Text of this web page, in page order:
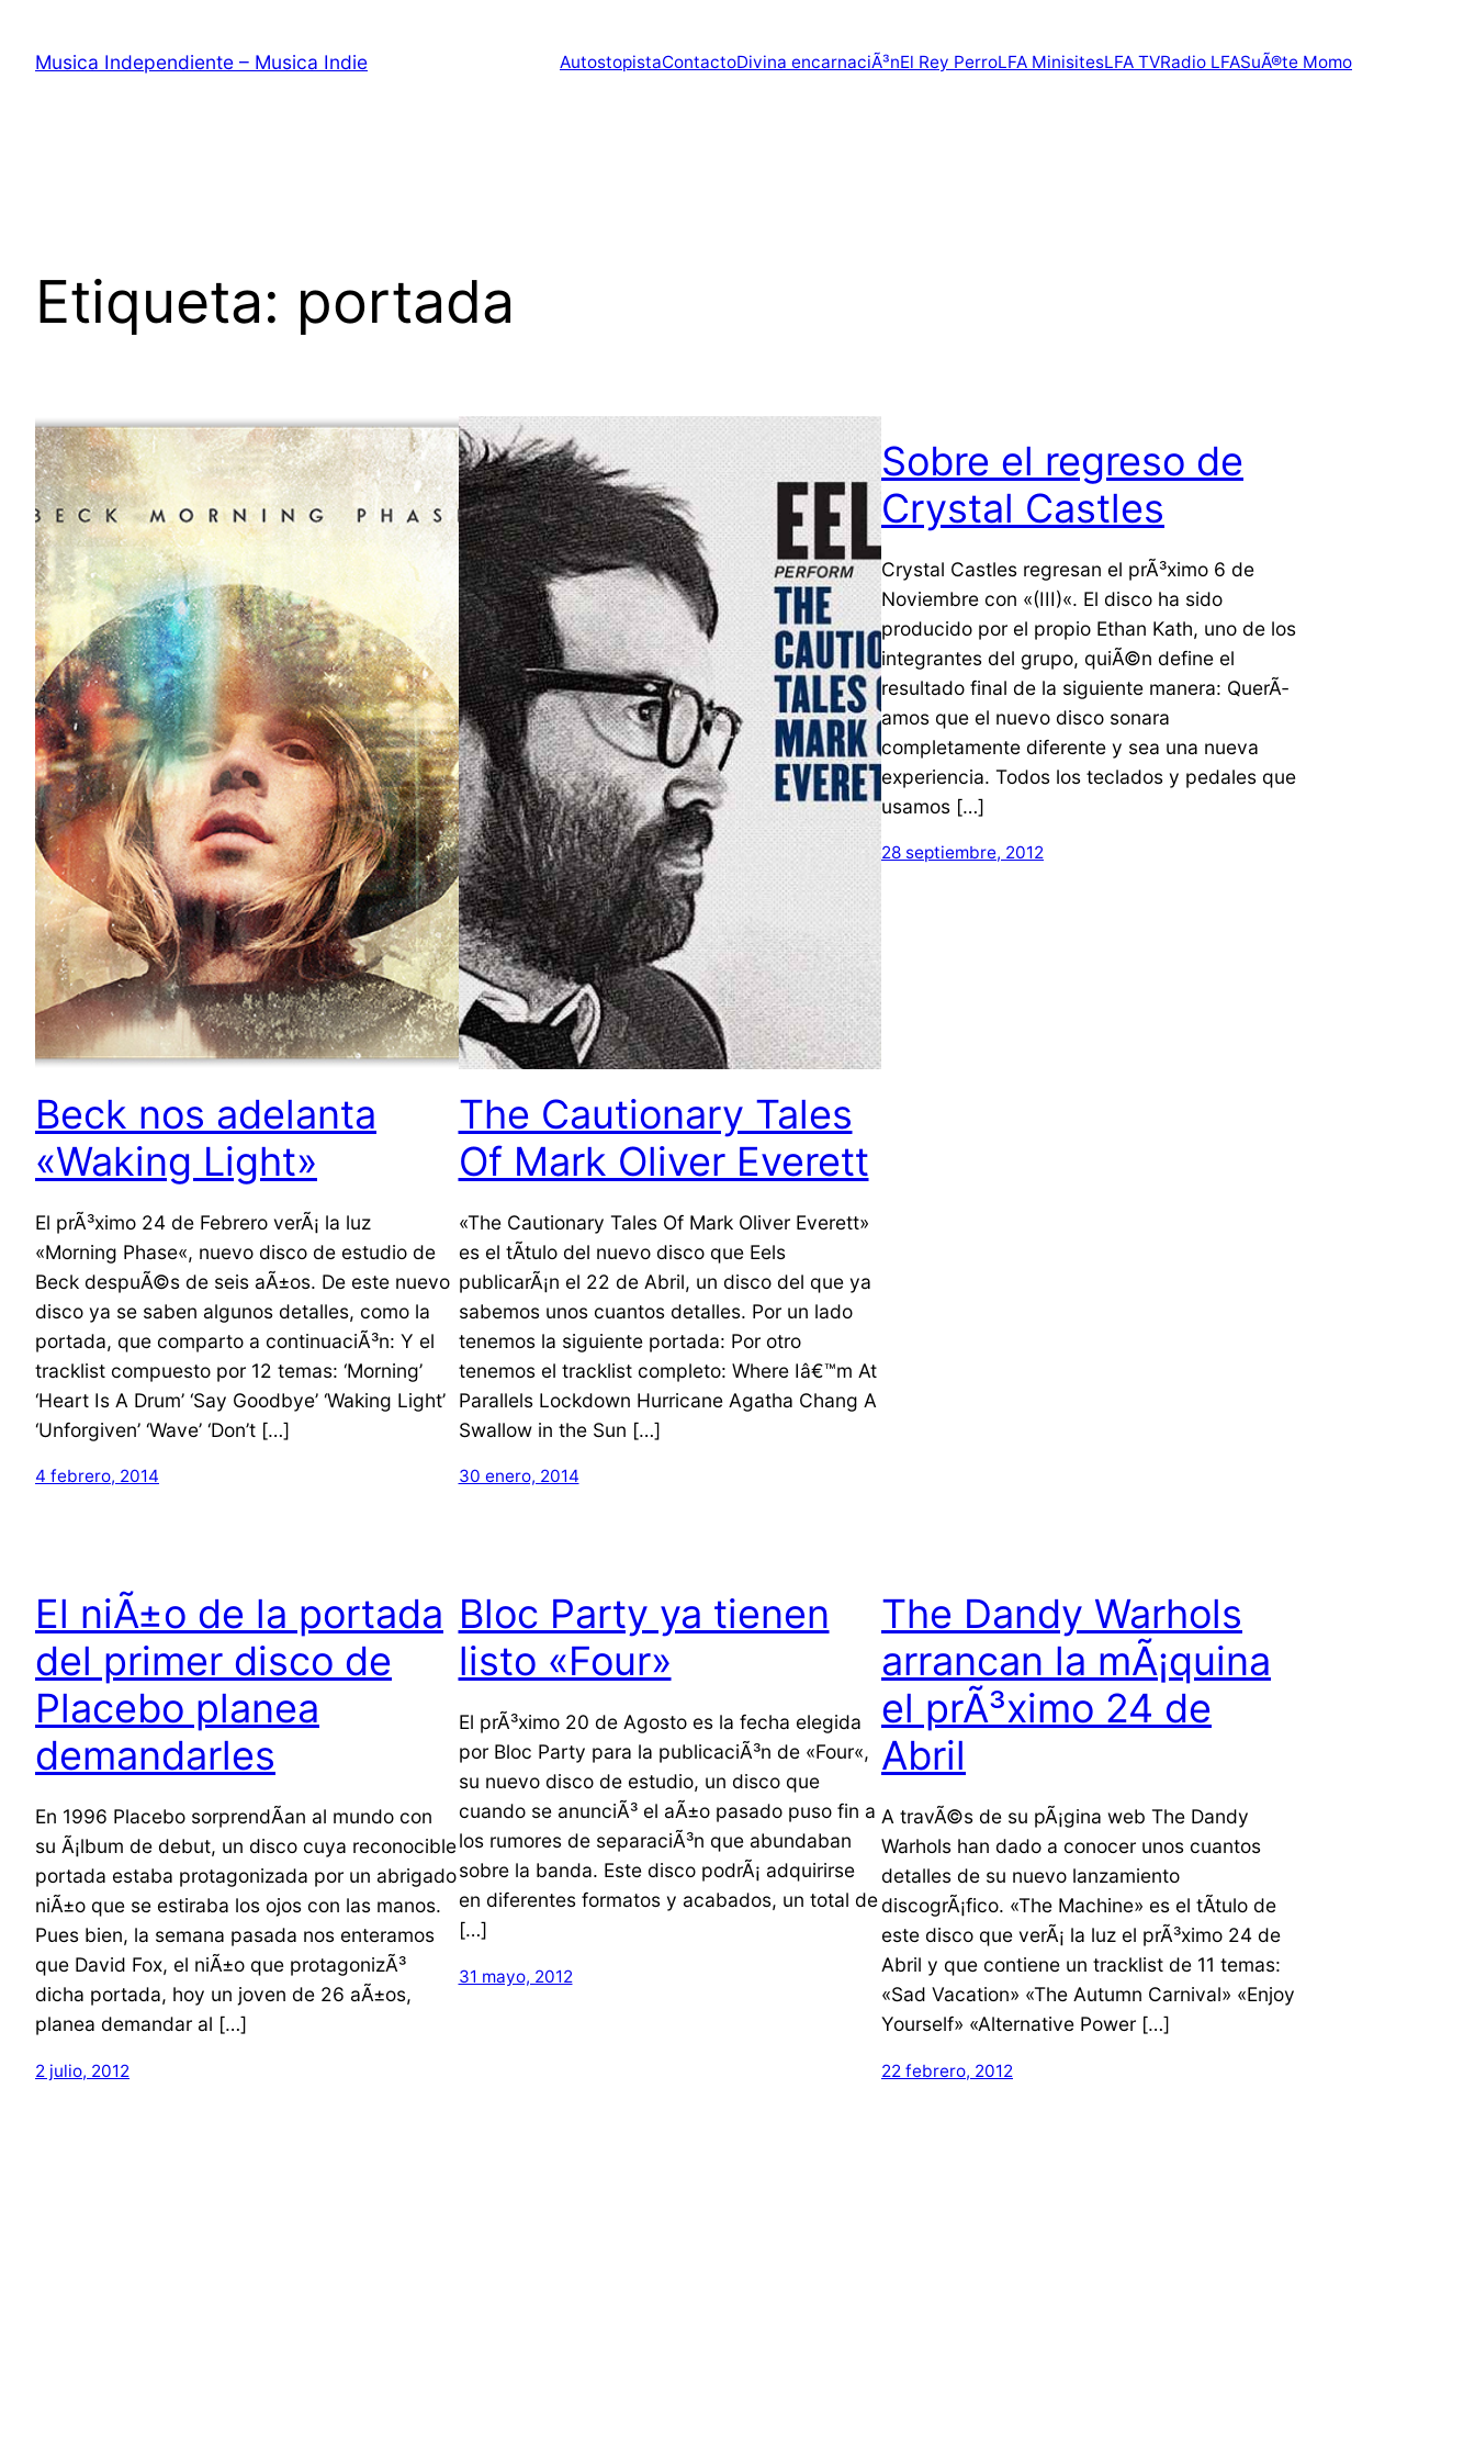
contenido
Musica Independiente – Musica Indie AutostopistaContactoDivina encarnaciÃ³nEl Rey PerroLFA MinisitesLFA TVRadio LFASuÃ®te Momo
Etiqueta: portada
Beck nos adelanta
«Waking Light»
El prÃ³ximo 24 de Febrero verÃ¡ la luz
«Morning Phase«, nuevo disco de estudio de
Beck despuÃ©s de seis aÃ±os. De este nuevo
disco ya se saben algunos detalles, como la
portada, que comparto a continuaciÃ³n: Y el
tracklist compuesto por 12 temas: ‘Morning’
‘Heart Is A Drum’ ‘Say Goodbye’ ‘Waking Light’
‘Unforgiven’ ‘Wave’ ‘Don’t […]
4 febrero, 2014
The Cautionary Tales
Of Mark Oliver Everett
«The Cautionary Tales Of Mark Oliver Everett»
es el tÃ­tulo del nuevo disco que Eels
publicarÃ¡n el 22 de Abril, un disco del que ya
sabemos unos cuantos detalles. Por un lado
tenemos la siguiente portada: Por otro
tenemos el tracklist completo: Where Iâ€™m At
Parallels Lockdown Hurricane Agatha Chang A
Swallow in the Sun […]
30 enero, 2014
Sobre el regreso de
Crystal Castles
Crystal Castles regresan el prÃ³ximo 6 de
Noviembre con «(III)«. El disco ha sido
producido por el propio Ethan Kath, uno de los
integrantes del grupo, quiÃ©n define el
resultado final de la siguiente manera: QuerÃ­
amos que el nuevo disco sonara
completamente diferente y sea una nueva
experiencia. Todos los teclados y pedales que
usamos […]
28 septiembre, 2012
El niÃ±o de la portada
del primer disco de
Placebo planea
demandarles
En 1996 Placebo sorprendÃ­an al mundo con
su Ã¡lbum de debut, un disco cuya reconocible
portada estaba protagonizada por un abrigado
niÃ±o que se estiraba los ojos con las manos.
Pues bien, la semana pasada nos enteramos
que David Fox, el niÃ±o que protagonizÃ³
dicha portada, hoy un joven de 26 aÃ±os,
planea demandar al […]
2 julio, 2012
Bloc Party ya tienen
listo «Four»
El prÃ³ximo 20 de Agosto es la fecha elegida
por Bloc Party para la publicaciÃ³n de «Four«,
su nuevo disco de estudio, un disco que
cuando se anunciÃ³ el aÃ±o pasado puso fin a
los rumores de separaciÃ³n que abundaban
sobre la banda. Este disco podrÃ¡ adquirirse
en diferentes formatos y acabados, un total de
[…]
31 mayo, 2012
The Dandy Warhols
arrancan la mÃ¡quina
el prÃ³ximo 24 de
Abril
A travÃ©s de su pÃ¡gina web The Dandy
Warhols han dado a conocer unos cuantos
detalles de su nuevo lanzamiento
discogrÃ¡fico. «The Machine» es el tÃ­tulo de
este disco que verÃ¡ la luz el prÃ³ximo 24 de
Abril y que contiene un tracklist de 11 temas:
«Sad Vacation» «The Autumn Carnival» «Enjoy
Yourself» «Alternative Power […]
22 febrero, 2012